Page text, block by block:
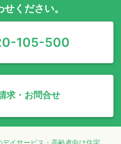
ください。
105-500
求・お問合せ